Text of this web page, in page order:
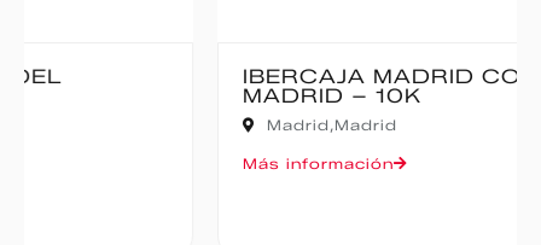
IBERCAJA MADRID CORRE POR